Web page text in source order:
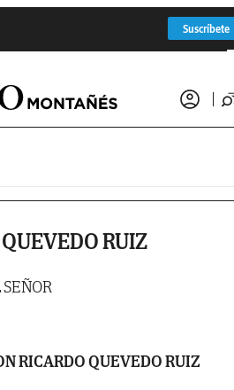
Suscríbete
RUIZ
RICARDO QUEVEDO RUIZ